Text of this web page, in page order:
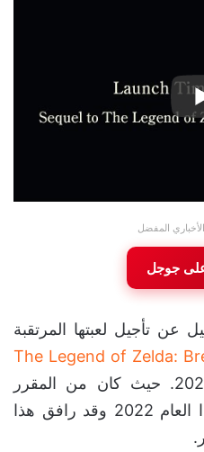
المفضل
جوجل
عن تأجيل لعبتها المرتقبة
The Legend of Zelda:
الى ربيع العام القادم 2023. حيث كان من المقرر
اطلاق اللعبة خلال صيف هذا العام 2022 وقد رافق هذا